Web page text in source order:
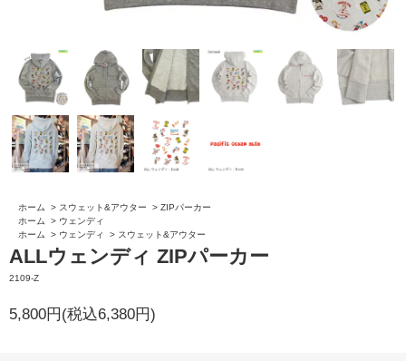
ホーム > スウェット&アウター > ZIPパーカー
ホーム
> ウェンディ
ホーム
> ウェンディ > スウェット&アウター
ALLウェンディ ZIPパーカー
2109-Z
5,800円(税込6,380円)